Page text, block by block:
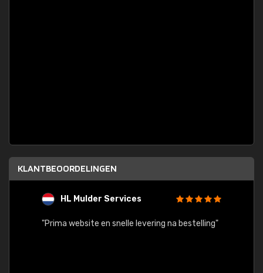
KLANTBEOORDELINGEN
HL Mulder Services
"Prima website en snelle levering na bestelling"